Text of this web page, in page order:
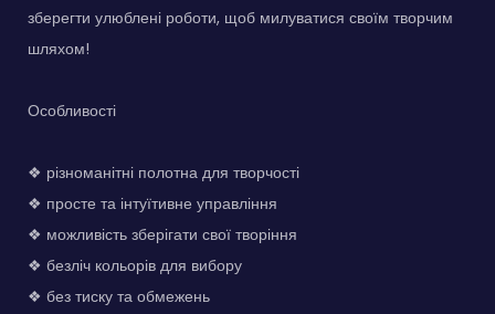
зберегти улюблені роботи, щоб милуватися своїм творчим
шляхом!
Особливості
❖ різноманітні полотна для творчості
❖ просте та інтуїтивне управління
❖ можливість зберігати свої творіння
❖ безліч кольорів для вибору
❖ без тиску та обмежень